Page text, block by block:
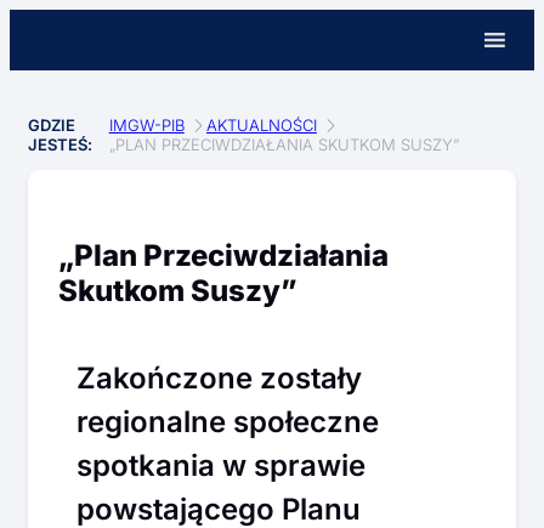
GDZIE
JESTEŚ:
IMGW-PIB
AKTUALNOŚCI
„PLAN PRZECIWDZIAŁANIA SKUTKOM SUSZY”
„Plan Przeciwdziałania
Skutkom Suszy”
Zakończone zostały
regionalne społeczne
spotkania w sprawie
powstającego Planu